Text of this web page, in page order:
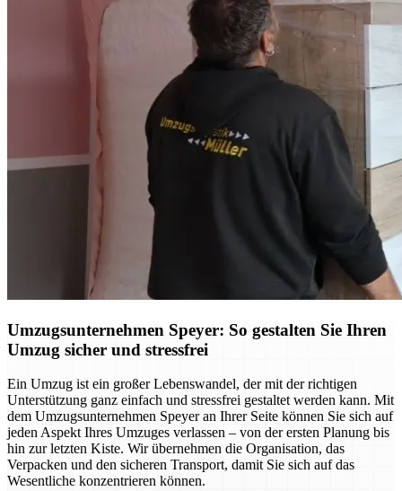
Umzugsunternehmen Speyer: So gestalten Sie Ihren
Umzug sicher und stressfrei
Ein Umzug ist ein großer Lebenswandel, der mit der richtigen
Unterstützung ganz einfach und stressfrei gestaltet werden kann. Mit
dem Umzugsunternehmen Speyer an Ihrer Seite können Sie sich auf
jeden Aspekt Ihres Umzuges verlassen – von der ersten Planung bis
hin zur letzten Kiste. Wir übernehmen die Organisation, das
Verpacken und den sicheren Transport, damit Sie sich auf das
Wesentliche konzentrieren können.